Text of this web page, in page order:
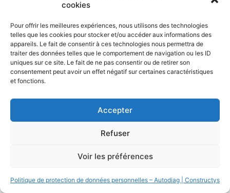
cookies
Pour offrir les meilleures expériences, nous utilisons des technologies
telles que les cookies pour stocker et/ou accéder aux informations des
appareils. Le fait de consentir à ces technologies nous permettra de
traiter des données telles que le comportement de navigation ou les ID
uniques sur ce site. Le fait de ne pas consentir ou de retirer son
consentement peut avoir un effet négatif sur certaines caractéristiques
et fonctions.
Accepter
Refuser
Voir les préférences
Politique de protection de données personnelles – Autodiag | Constructys